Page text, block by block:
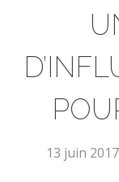
13 juin 2017